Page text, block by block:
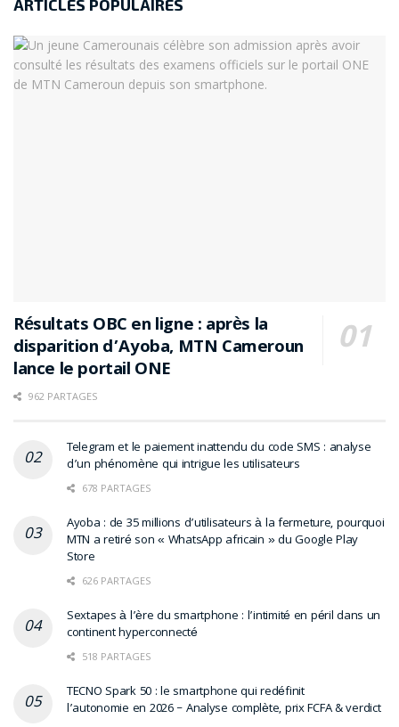
ARTICLES POPULAIRES
Résultats OBC en ligne : après la
disparition d’Ayoba, MTN Cameroun
lance le portail ONE
962 PARTAGES
Telegram et le paiement inattendu du code SMS : analyse
d’un phénomène qui intrigue les utilisateurs
678 PARTAGES
Ayoba : de 35 millions d’utilisateurs à la fermeture, pourquoi
MTN a retiré son « WhatsApp africain » du Google Play
Store
626 PARTAGES
Sextapes à l’ère du smartphone : l’intimité en péril dans un
continent hyperconnecté
518 PARTAGES
TECNO Spark 50 : le smartphone qui redéfinit
l’autonomie en 2026 – Analyse complète, prix FCFA & verdict